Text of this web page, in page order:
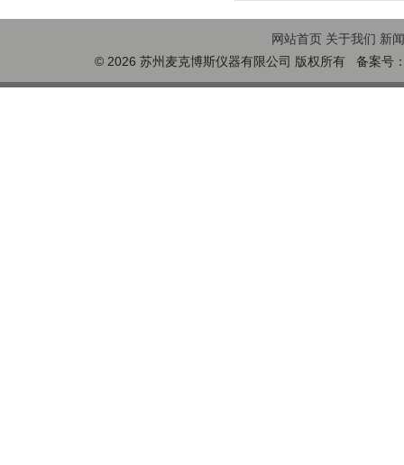
网站首页 关于我们 新
© 2026 苏州麦克博斯仪器有限公司 版权所有 备案号